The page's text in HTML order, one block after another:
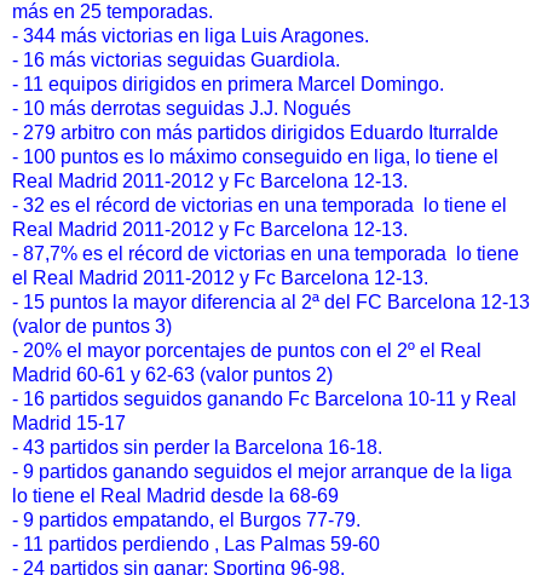
más en 25 temporadas.
- 344 más victorias en liga Luis Aragones.
- 16 más victorias seguidas Guardiola.
- 11 equipos dirigidos en primera Marcel Domingo.
- 10 más derrotas seguidas J.J. Nogués
- 279 arbitro con más partidos dirigidos Eduardo Iturralde
- 100 puntos es lo máximo conseguido en liga, lo tiene el
Real Madrid 2011-2012 y Fc Barcelona 12-13.
- 32 es el récord de victorias en una temporada lo tiene el
Real Madrid 2011-2012 y Fc Barcelona 12-13.
- 87,7% es el récord de victorias en una temporada lo tiene
el Real Madrid 2011-2012 y Fc Barcelona 12-13.
- 15 puntos la mayor diferencia al 2ª del FC Barcelona 12-13
(valor de puntos 3)
- 20% el mayor porcentajes de puntos con el 2º el Real
Madrid 60-61 y 62-63 (valor puntos 2)
- 16 partidos seguidos ganando Fc Barcelona 10-11 y Real
Madrid 15-17
- 43 partidos sin perder la Barcelona 16-18.
- 9 partidos ganando seguidos el mejor arranque de la liga
lo tiene el Real Madrid desde la 68-69
- 9 partidos empatando, el Burgos 77-79.
- 11 partidos perdiendo , Las Palmas 59-60
- 24 partidos sin ganar; Sporting 96-98.